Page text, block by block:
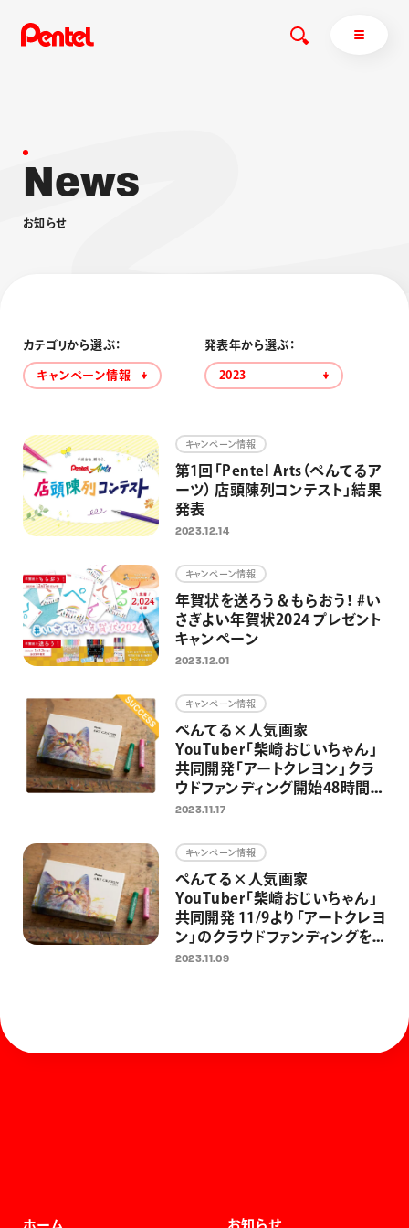
商品を探す
ブラッシュ（筆）
その他
採用情報
運営会社
News
お知 らせ
カテゴリから選ぶ：
キャンペーン情報
発表年から選ぶ：
2023
キャンペーン情報
第1回「Pentel Arts（ぺんてるア
ーツ） 店頭陳列コンテスト」結果
発表
2023.12.14
キャンペーン情報
年賀状を送ろう＆もらおう！ #い
さぎよい年賀状2024 プレゼント
キャンペーン
2023.12.01
キャンペーン情報
ぺんてる×人気画家
YouTuber「柴崎おじいちゃん」
共同開発「アートクレヨン」クラ
ウドファンディング開始48時間で
目標達成
2023.11.17
キャンペーン情報
ぺんてる×人気画家
YouTuber「柴崎おじいちゃん」
共同開発 11/9より「アートクレヨ
ン」のクラウドファンディングを
開始 ぺんてる初のクラファン
2023.11.09
ホーム お知らせ